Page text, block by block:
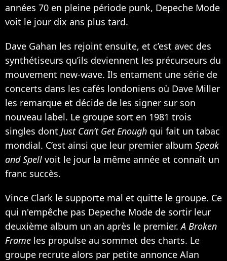
années 70 en pleine période punk, Depeche Mode
voit le jour dix ans plus tard.
Dave Gahan les rejoint ensuite, et c’est avec des
synthétiseurs qu’ils deviennent les précurseurs du
mouvement new-wave. Ils entament une série de
concerts dans les cafés londoniens où Dave Miller
les remarque et décide de les signer sur son
nouveau label. Le groupe sort en 1981 trois
singles dont Just Can’t Get Enough qui fait un tabac
mondial. C’est ainsi que leur premier album Speak
and Spell voit le jour la même année et connaît un
franc succès.
Vince Clark le supporte mal et quitte le groupe. Ce
qui n'empêche pas Depeche Mode de sortir leur
deuxième album un an après le premier.A Broken
Frame les propulse au sommet des charts. Le
groupe recrute alors par petite annonce Alan